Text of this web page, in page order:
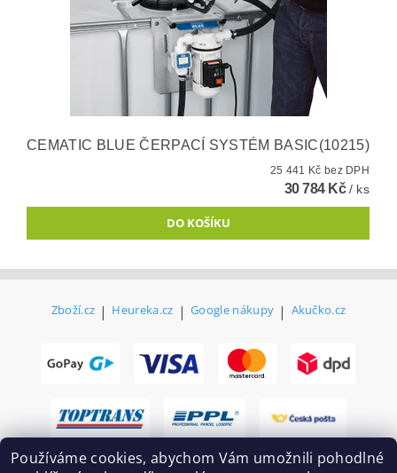
CEMATIC BLUE ČERPACÍ SYSTÉM BASIC(10215)
25 441 Kč bez DPH
30 784 Kč/ ks
Zboží.cz | Heureka.cz | Google nákupy | Akučko.cz
Používáme cookies, abychom Vám umožnili pohodlné